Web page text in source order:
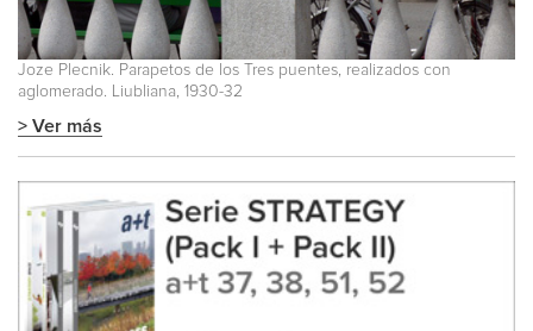
Joze Plecnik. Parapetos de los Tres puentes, realizados con
aglomerado. Liubliana, 1930-32
> Ver más